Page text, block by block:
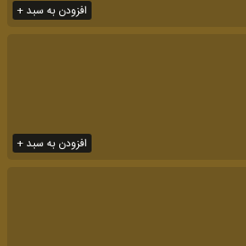
افزودن به سبد +
افزودن به سبد +